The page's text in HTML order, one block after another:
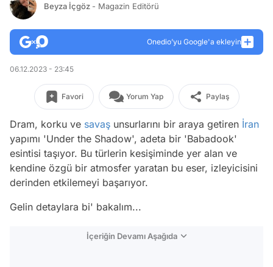
Beyza İçgöz - Magazin Editörü
Onedio’yu Google'a ekleyin
06.12.2023 - 23:45
Favori Yorum Yap Paylaş
Dram, korku ve savaş unsurlarını bir araya getiren İran
yapımı 'Under the Shadow', adeta bir 'Babadook'
esintisi taşıyor. Bu türlerin kesişiminde yer alan ve
kendine özgü bir atmosfer yaratan bu eser, izleyicisini
derinden etkilemeyi başarıyor.
Gelin detaylara bi' bakalım...
İçeriğin Devamı Aşağıda